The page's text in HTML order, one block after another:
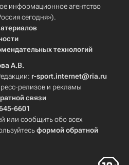
информационное агентство
сегодня»).
технологий
А.В.
r-sport.internet@ria.ru
релизов и рекламы
связи
6601
или сообщить обо всех
формой обратной